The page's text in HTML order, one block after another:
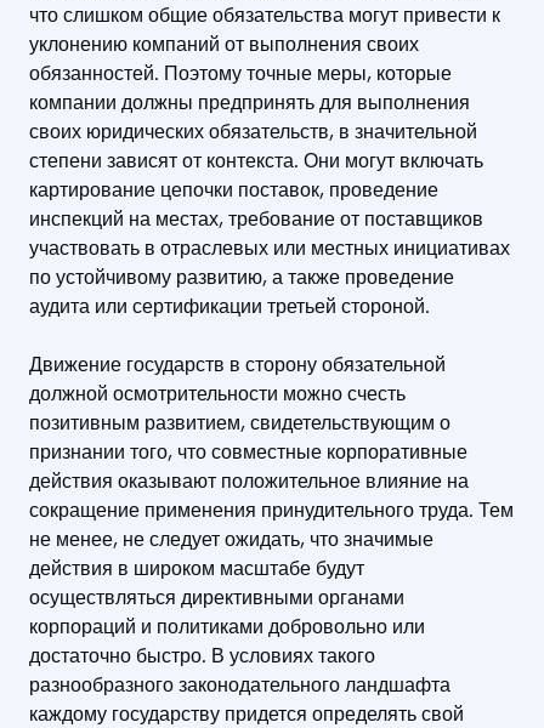
что слишком общие обязательства могут привести к
уклонению компаний от выполнения своих
обязанностей. Поэтому точные меры, которые
компании должны предпринять для выполнения
своих юридических обязательств, в значительной
степени зависят от контекста. Они могут включать
картирование цепочки поставок, проведение
инспекций на местах, требование от поставщиков
участвовать в отраслевых или местных инициативах
по устойчивому развитию, а также проведение
аудита или сертификации третьей стороной.
Движение государств в сторону обязательной
должной осмотрительности можно счесть
позитивным развитием, свидетельствующим о
признании того, что совместные корпоративные
действия оказывают положительное влияние на
сокращение применения принудительного труда. Тем
не менее, не следует ожидать, что значимые
действия в широком масштабе будут
осуществляться директивными органами
корпораций и политиками добровольно или
достаточно быстро. В условиях такого
разнообразного законодательного ландшафта
каждому государству придется определять свой